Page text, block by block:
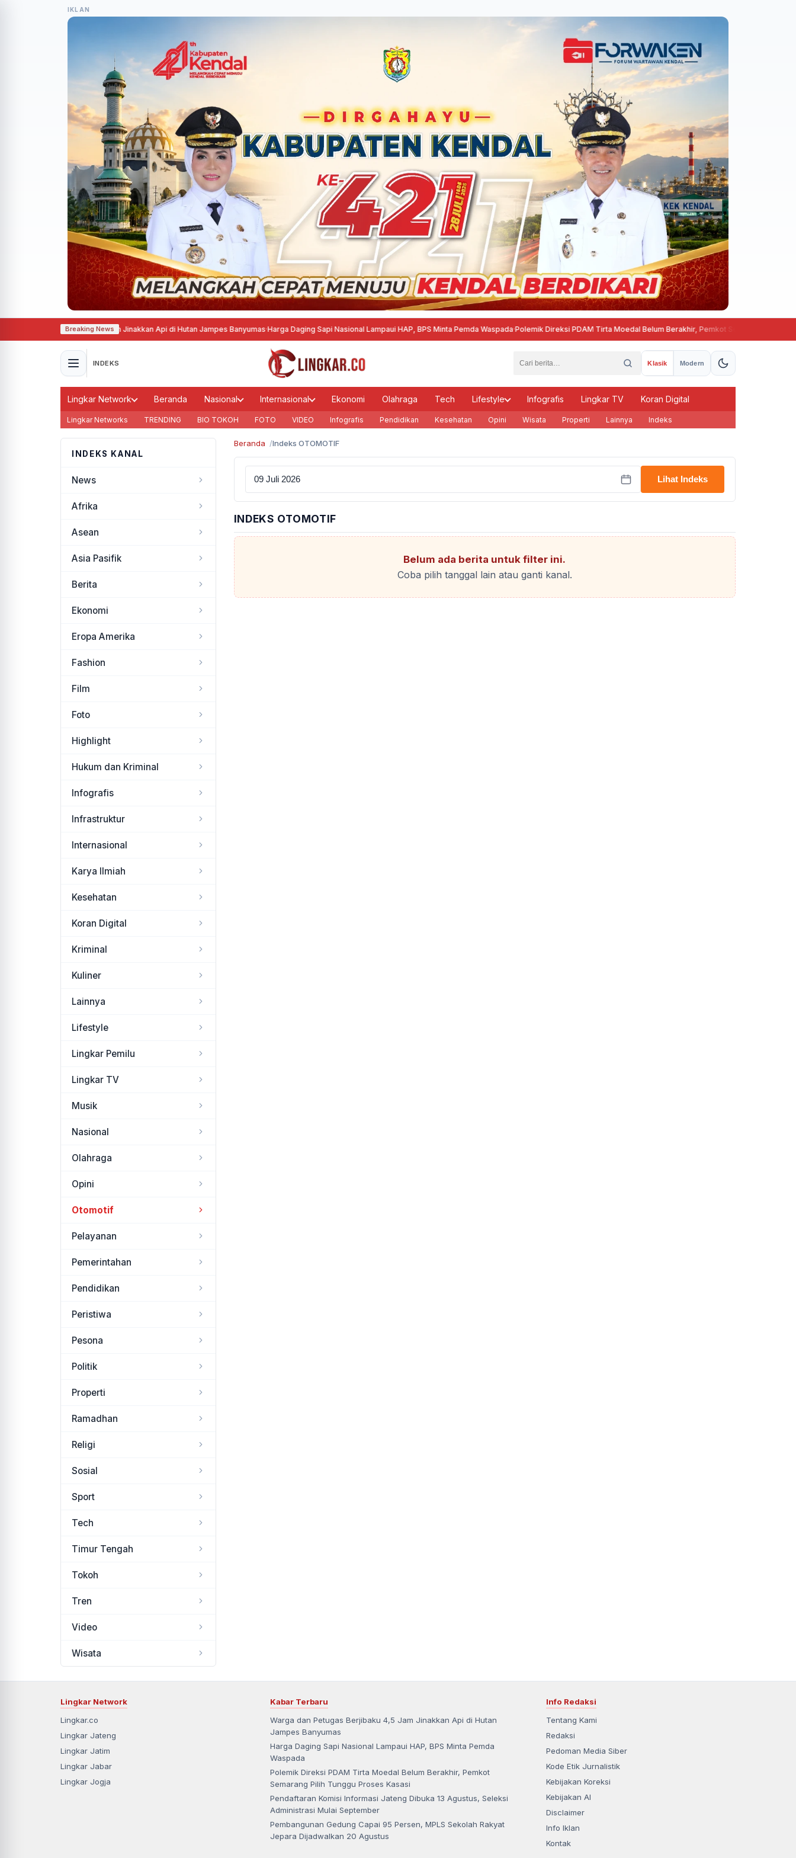
IKLAN
Breaking News
Petugas Berjibaku 4,5 Jam Jinakkan Api di Hutan Jampes Banyumas·Harga Daging Sapi Nasional Lampaui HAP, BPS Minta Pemda Waspada·Polemik Direksi PDAM Tirta Moedal Belum Berakhir, Pemkot Semarang Pilih Tunggu
INDEKS Klasik Modern
Lingkar Network Beranda Nasional Internasional Ekonomi Olahraga Tech Lifestyle Infografis Lingkar TV Koran Digital
Lingkar Networks TRENDING BIO TOKOH FOTO VIDEO Infografis Pendidikan Kesehatan Opini Wisata Properti Lainnya Indeks
INDEKS KANAL
News
Afrika
Asean
Asia Pasifik
Berita
Ekonomi
Eropa Amerika
Fashion
Film
Foto
Highlight
Hukum dan Kriminal
Infografis
Infrastruktur
Internasional
Karya Ilmiah
Kesehatan
Koran Digital
Kriminal
Kuliner
Lainnya
Lifestyle
Lingkar Pemilu
Lingkar TV
Musik
Nasional
Olahraga
Opini
Otomotif
Pelayanan
Pemerintahan
Pendidikan
Peristiwa
Pesona
Politik
Properti
Ramadhan
Religi
Sosial
Sport
Tech
Timur Tengah
Tokoh
Tren
Video
Wisata
Beranda Indeks OTOMOTIF
Lihat Indeks
INDEKS OTOMOTIF
Belum ada berita untuk filter ini.
Coba pilih tanggal lain atau ganti kanal.
Lingkar Network
Lingkar.co
Lingkar Jateng
Lingkar Jatim
Lingkar Jabar
Lingkar Jogja
Kabar Terbaru
Warga dan Petugas Berjibaku 4,5 Jam Jinakkan Api di Hutan
Jampes Banyumas
Harga Daging Sapi Nasional Lampaui HAP, BPS Minta Pemda
Waspada
Polemik Direksi PDAM Tirta Moedal Belum Berakhir, Pemkot
Semarang Pilih Tunggu Proses Kasasi
Pendaftaran Komisi Informasi Jateng Dibuka 13 Agustus, Seleksi
Administrasi Mulai September
Pembangunan Gedung Capai 95 Persen, MPLS Sekolah Rakyat
Jepara Dijadwalkan 20 Agustus
Info Redaksi
Tentang Kami
Redaksi
Pedoman Media Siber
Kode Etik Jurnalistik
Kebijakan Koreksi
Kebijakan AI
Disclaimer
Info Iklan
Kontak